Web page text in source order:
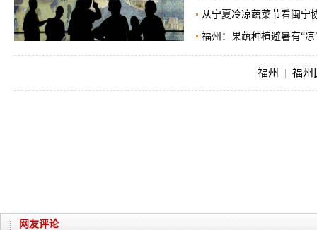
从宁夏冷凉蔬菜节看闽宁
福州：果蔬种植避暑有“凉
福州 | 福州
网友评论